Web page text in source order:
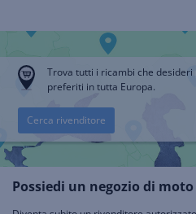
Trova tutti i ricambi che
preferiti in tutta Europa.
Cerca rivenditore
Possiedi un negozio di